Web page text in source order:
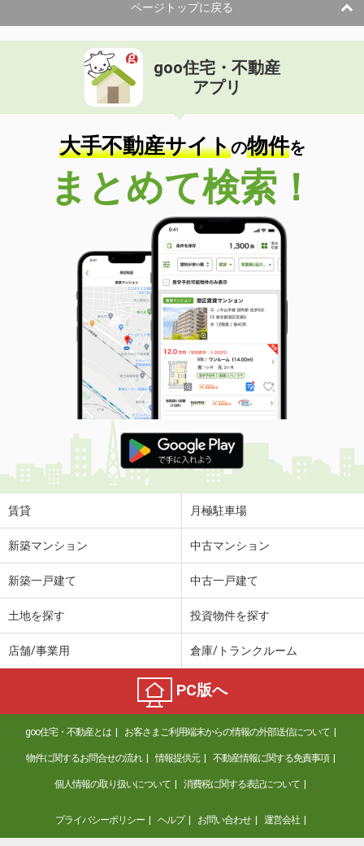
ページトップに戻る
goo住宅・不動産
アプリ
大手不動産サイトの物件を
まとめて検索！
賃貸 月極駐車場
新築マンション 中古マンション
新築一戸建て 中古一戸建て
土地を探す 投資物件を探す
店舗/事業用 倉庫/トランクルーム
PC版へ
goo住宅・不動産とは お客さまご利用端末からの情報の外部送信について
物件に関するお問合せの流れ 情報提供元 不動産情報に関する免責事項
個人情報の取り扱いについて 消費税に関する表記について
プライバシーポリシー ヘルプ お問い合わせ 運営会社